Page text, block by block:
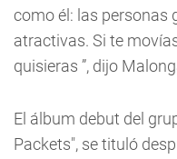
como él: las personas
atractivas. Si te
quisieras ”, dijo
El álbum debut del
Packets", se tituló